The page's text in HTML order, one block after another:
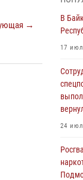
→
03
03
В
стал
В
17
24